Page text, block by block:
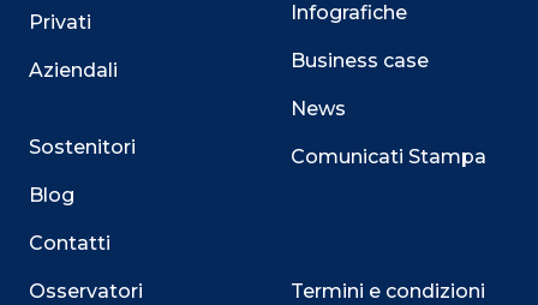
Privati
Aziendali
Sostenitori
Blog
Contatti
Osservatori
Infografiche
Business case
News
Comunicati Stampa
Termini e condizioni